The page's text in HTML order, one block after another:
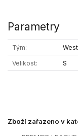
Parametry
Tým
Velikost S
Zboží zařazeno v